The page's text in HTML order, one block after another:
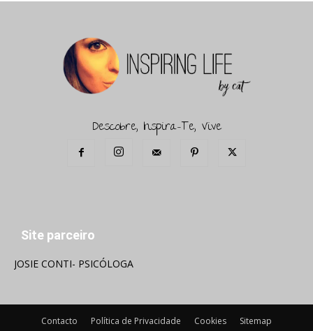
Descobre, Inspira-Te, Vive
Site parceiro
JOSIE CONTI- PSICÓLOGA
Contacto Política de Privacidade Cookies Sitemap